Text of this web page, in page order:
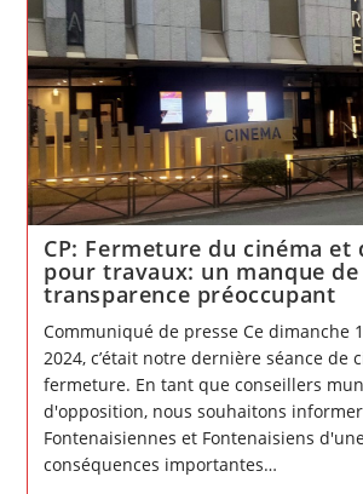
CP: Fermeture du cinéma
pour travaux: un manque de
transparence préoccupant
Communiqué de presse Ce dimanche
2024, c’était notre dernière séance de
fermeture. En tant que conseillers
d'opposition, nous souhaitons
Fontenaisiennes et Fontenaisiens
conséquences importantes…